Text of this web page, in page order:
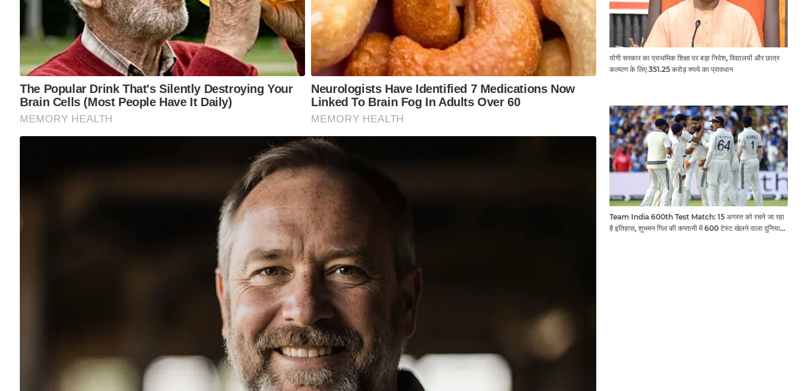
योगी सरकार का प्राथमिक शिक्षा पर बड़ा निवेश, विद्यालयों और छात्र
कल्याण के लिए 351.25 करोड़ रुपये का प्रावधान
Team India 600th Test Match: 15 अगस्त को रचने जा रहा
है इतिहास, शुभमन गिल की कप्तानी में 600 टेस्ट खेलने वाला दुनिया